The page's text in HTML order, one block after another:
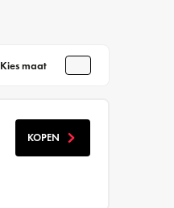
Kies maat
KOPEN